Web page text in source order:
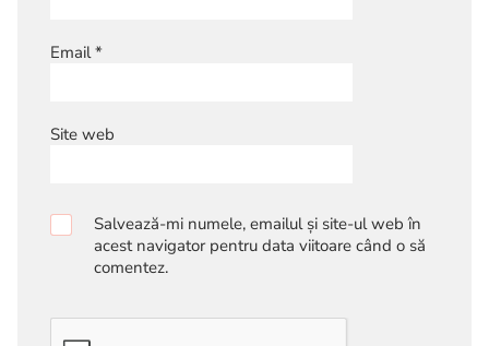
Email*
Site web
Salvează-mi numele, emailul și site-ul web în
acest navigator pentru data viitoare când o să
comentez.